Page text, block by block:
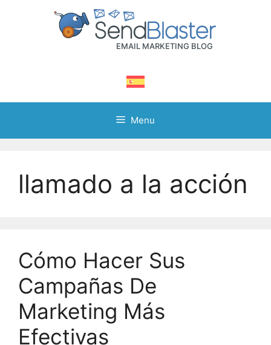
Menu
llamado a la acción
Cómo Hacer Sus
Campañas De
Marketing Más
Efectivas